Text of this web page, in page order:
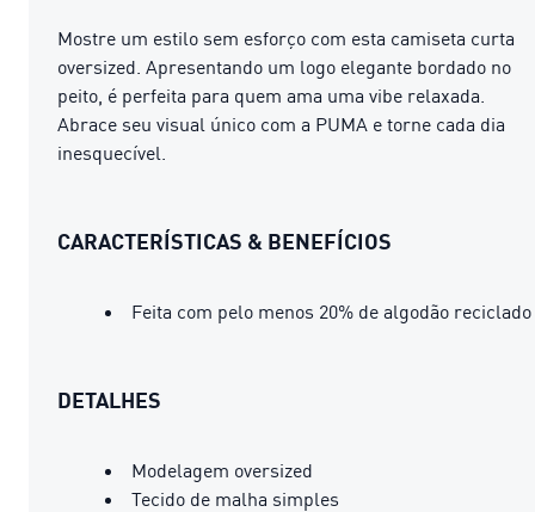
Mostre um estilo sem esforço com esta camiseta curta
oversized. Apresentando um logo elegante bordado no
peito, é perfeita para quem ama uma vibe relaxada.
Abrace seu visual único com a PUMA e torne cada dia
inesquecível.
CARACTERÍSTICAS & BENEFÍCIOS
Feita com pelo menos 20% de algodão reciclado
DETALHES
Modelagem oversized
Tecido de malha simples